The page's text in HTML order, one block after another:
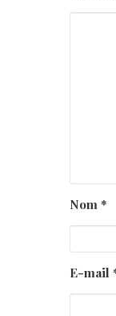
Nom *
E-mail